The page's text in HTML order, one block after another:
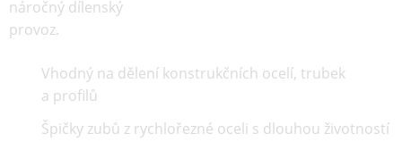
náročný dílenský
provoz.
Vhodný na dělení konstrukčních ocelí, trubek
a profilů
Špičky zubů z rychlořezné oceli s dlouhou životností